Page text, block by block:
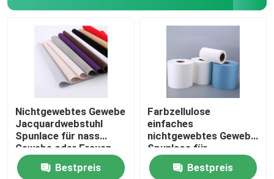
Nichtgewebtes Gewebe
Jacquardwebstuhl
Spunlace für nass
Gewebe oder Frauen
interessieren sich
AbwischenBestpreis
Farbzellulose
einfaches
nichtgewebtes Gewebe
Spunlace für
chirurgische Artikel
Bestpreis